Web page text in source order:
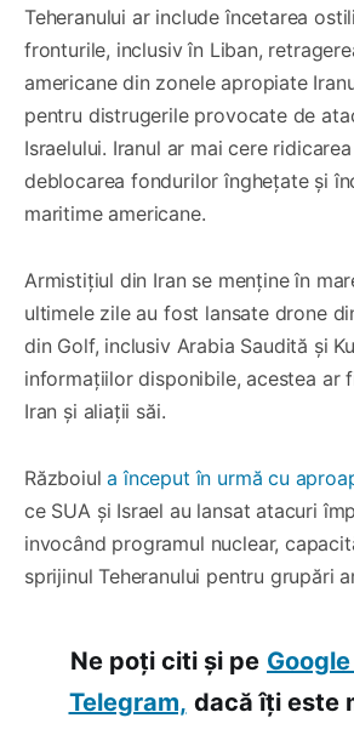
Teheranului ar include încetarea
fronturile, inclusiv în Liban,
americane din zonele apropiate
pentru distrugerile provocate de
Israelului. Iranul ar mai cere
deblocarea fondurilor înghețate și
maritime americane.
Armistițiul din Iran se menține în
ultimele zile au fost lansate drone
din Golf, inclusiv Arabia Saudită și
informațiilor disponibile, acestea ar
Iran și aliații săi.
Războiula început în urmă cu
ce SUA și Israel au lansat atacuri
invocând programul nuclear,
sprijinul Teheranului pentru grupări
Ne poți citi și pe
Telegram, dacă îți este